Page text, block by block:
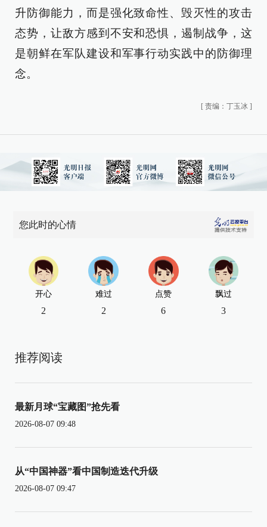
升防御能力，而是强化致命性、毁灭性的攻击
态势，让敌方感到不安和恐惧，遏制战争，这
是朝鲜在军队建设和军事行动实践中的防御理
念。
[ 责编：丁玉冰 ]
您此时的心情
开心
2
难过
2
点赞
6
飘过
3
推荐阅读
最新月球“宝藏图”抢先看
2026-08-07 09:48
从“中国神器”看中国制造迭代升级
2026-08-07 09:47